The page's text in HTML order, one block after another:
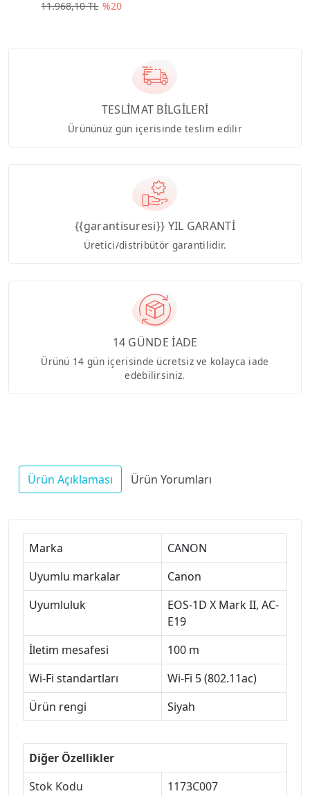
11.968,10 TL %20
TESLİMAT BİLGİLERİ
Ürününüz gün içerisinde teslim edilir
{{garantisuresi}} YIL GARANTİ
Üretici/distribütör garantilidir.
14 GÜNDE İADE
Ürünü 14 gün içerisinde ücretsiz ve kolayca iade
edebilirsiniz.
Ürün Açıklaması Ürün Yorumları
Marka
CANON
Uyumlu markalar
Canon
Uyumluluk
EOS-1D X Mark II, AC-
E19
İletim mesafesi
100 m
Wi-Fi standartları
Wi-Fi 5 (802.11ac)
Ürün rengi
Siyah
Diğer Özellikler
Stok Kodu
1173C007